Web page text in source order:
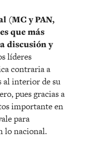
(MC y PAN,
que más
discusión y
líderes
contraria a
al interior de su
pues gracias a
importante en
para
lo nacional.